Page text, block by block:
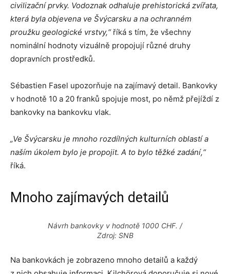
civilizační prvky. Vodoznak odhaluje prehistorická zvířata,
která byla objevena ve Švýcarsku a na ochranném
proužku geologické vrstvy,“ říká s tím, že všechny
nominální hodnoty vizuálně propojují různé druhy
dopravních prostředků.
Sébastien Fasel upozorňuje na zajímavý detail. Bankovky
v hodnotě 10 a 20 franků spojuje most, po němž přejíždí z
bankovky na bankovku vlak.
„Ve Švýcarsku je mnoho rozdílných kulturních oblastí a
naším úkolem bylo je propojit. A to bylo těžké zadání,“
říká.
Mnoho zajímavých detailů
Návrh bankovky v hodnotě 1000 CHF. /
Zdroj: SNB
Na bankovkách je zobrazeno mnoho detailů a každý